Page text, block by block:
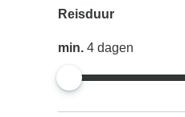
Reisduur
min.4dagen